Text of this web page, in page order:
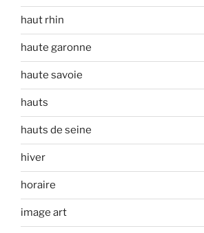
haut rhin
haute garonne
haute savoie
hauts
hauts de seine
hiver
horaire
image art